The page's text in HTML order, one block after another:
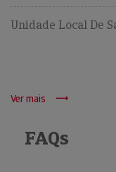
Unidade Local De
Ver mais
FAQs